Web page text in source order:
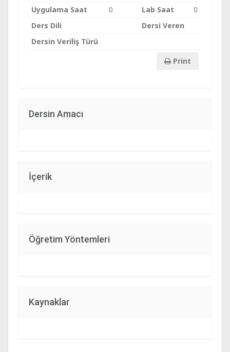
Uygulama Saat
0 Lab Saat
0
Ders Dili
Dersi Veren
Dersin Veriliş Türü
Print
Dersin Amacı
İçerik
Öğretim Yöntemleri
Kaynaklar